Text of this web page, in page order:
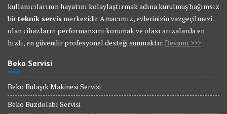
kullanıcılarının hayatını kolaylaştırmak adına kurulmuş bağımsız
birteknik servis merkezidir. Amacımız, evlerinizin vazgeçilmezi
olan cihazların performansını korumak ve olası arızalarda en
hızlı, en güvenilir profesyonel desteği sunmaktır. Devamı >>>
Beko Servisi
Beko Bulaşık Makinesi Servisi
Beko Buzdolabı Servisi